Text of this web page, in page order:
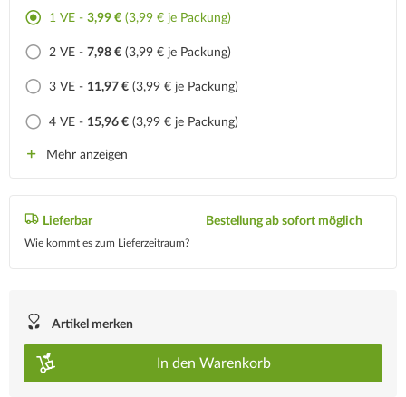
1 VE - 3,99 € (3,99 € je Packung)
2 VE - 7,98 € (3,99 € je Packung)
3 VE - 11,97 € (3,99 € je Packung)
4 VE - 15,96 € (3,99 € je Packung)
Mehr anzeigen
Lieferbar
Wie kommt es zum Lieferzeitraum?
Bestellung ab sofort möglich
Artikel merken
In den Warenkorb